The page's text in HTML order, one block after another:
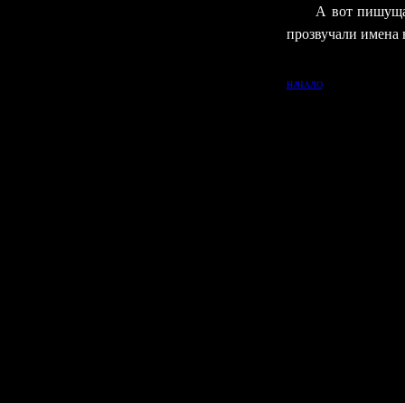
А вот
прозвучали
НАЧАЛО